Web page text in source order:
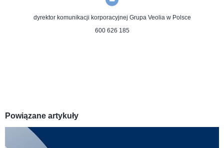
dyrektor komunikacji korporacyjnej Grupa Veolia w Polsce
600 626 185
Powiązane artykuły